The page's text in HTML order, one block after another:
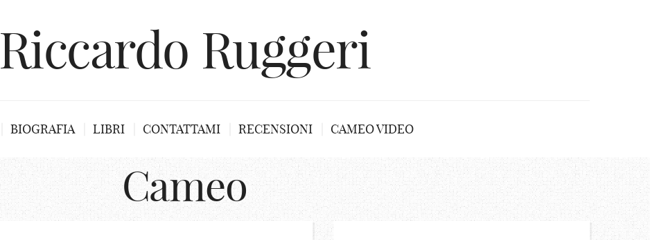
Riccardo Ruggeri
BIOGRAFIA LIBRI CONTATTAMI RECENSIONI CAMEO VIDEO
Cameo